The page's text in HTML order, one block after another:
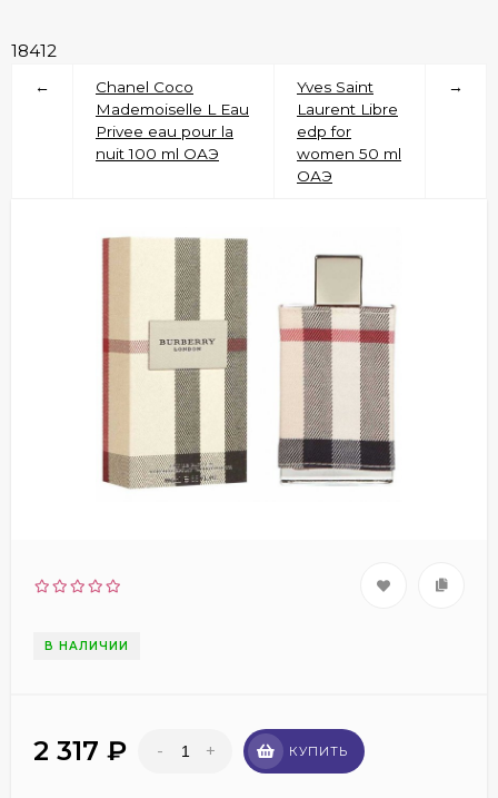
18412
←
Chanel Coco
Mademoiselle L Eau
Privee eau pour la
nuit 100 ml ОАЭ
Yves Saint
Laurent Libre
edp for
women 50 ml
ОАЭ
→
В НАЛИЧИИ
2 317 ₽ - + КУПИТЬ